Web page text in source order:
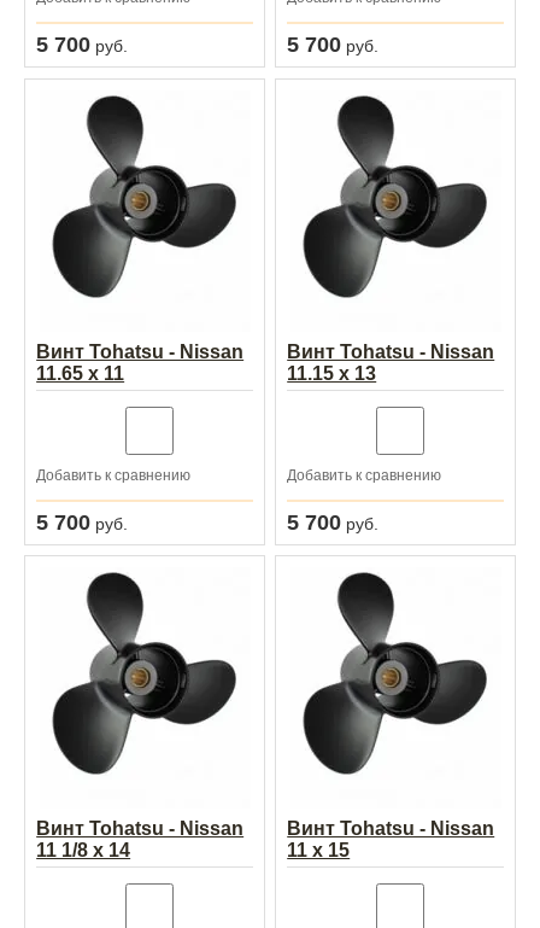
5 700 руб. 5 700 руб.
Винт Tohatsu - Nissan
11.65 x 11
Добавить к сравнению
5 700 руб.
Винт Tohatsu - Nissan
11.15 x 13
Добавить к сравнению
5 700 руб.
Винт Tohatsu - Nissan
11 1/8 x 14
Винт Tohatsu - Nissan
11 x 15